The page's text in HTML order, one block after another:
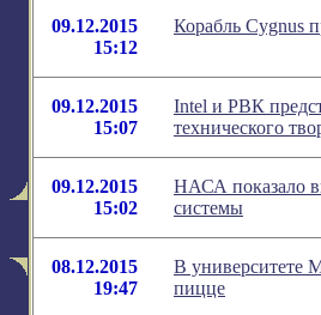
09.12.2015
15:12
Корабль Cygnus
09.12.2015
15:07
Intel и РВК
технического
09.12.2015
15:02
НАСА показало
системы
08.12.2015
19:47
В университете
пицце